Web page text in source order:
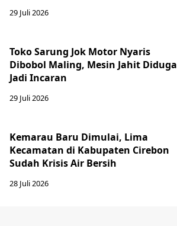
29 Juli 2026
Toko Sarung Jok Motor Nyaris
Dibobol Maling, Mesin Jahit Diduga
Jadi Incaran
29 Juli 2026
Kemarau Baru Dimulai, Lima
Kecamatan di Kabupaten Cirebon
Sudah Krisis Air Bersih
28 Juli 2026